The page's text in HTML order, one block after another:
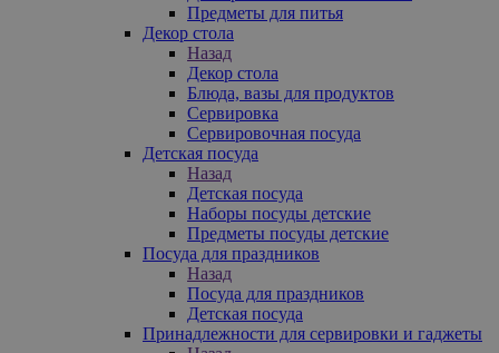
Предметы для питья
Декор стола
Назад
Декор стола
Блюда, вазы для продуктов
Сервировка
Сервировочная посуда
Детская посуда
Назад
Детская посуда
Наборы посуды детские
Предметы посуды детские
Посуда для праздников
Назад
Посуда для праздников
Детская посуда
Принадлежности для сервировки и гаджеты